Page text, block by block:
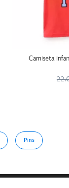
Camiseta
Pins